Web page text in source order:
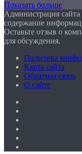
Показать больше
Администрация сайта
содержание
Оставьте отзыв о
для обсуждения.
Политика
Карта сайта
Обратная связь
О сайте